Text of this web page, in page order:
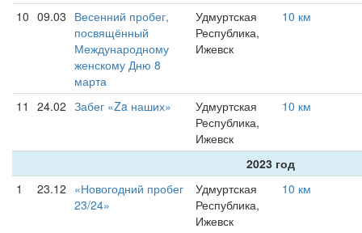
10 09.03 Весенний пробег,
посвящённый
Международному
женскому Дню 8
марта
Удмуртская
Республика,
Ижевск
10 км
11 24.02 Забег «Za наших»
Удмуртская
Республика,
Ижевск
10 км
2023 год
1
23.12 «Новогодний пробег
23/24»
Удмуртская
Республика,
Ижевск
10 км